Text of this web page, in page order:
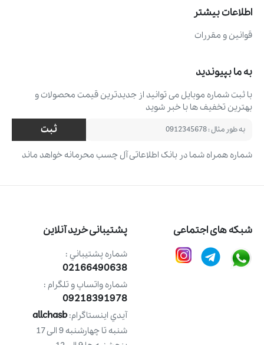
اطلاعات بیشتر
قوانین و مقررات
به ما بپیوندید
با ثبت شماره موبایل می ‌توانید از جدیدترین قیمت محصولات و
بهترین تخفیف ‌ها با خبر شوید
ثبت
شماره همراه شما در بانک اطلاعاتی آل چسب محرمانه خواهد ماند
شبکه های اجتماعی پشتیبانی خرید آنلاین
شماره پشتيباني :
02166490638
شماره واتساپ و تلگرام :
09218391978
آيدي اينستاگرام:allchasb
شنبه تا چهارشنبه 9 الی 17